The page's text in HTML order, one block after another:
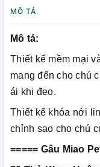
MÔ TẢ
Mô tả:
Thiết kế mềm mại
mang đến cho chú
ái khi đeo.
Thiết kế khóa nới
chỉnh sao cho chú
===== Gâu Miao